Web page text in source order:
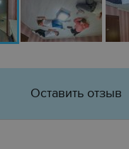
Оставить отзыв